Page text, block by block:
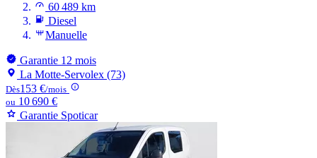
60 489 km
Diesel
Manuelle
Garantie 12 mois
La Motte-Servolex (73)
Dès153 €/mois
ou 10 690 €
Garantie Spoticar